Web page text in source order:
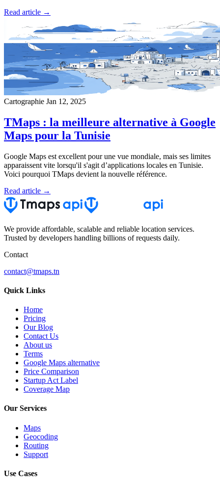
Read article →
Cartographie Jan 12, 2025
TMaps : la meilleure alternative à Google
Maps pour la Tunisie
Google Maps est excellent pour une vue mondiale, mais ses limites
apparaissent vite lorsqu'il s'agit d’applications locales en Tunisie.
Voici pourquoi TMaps devient la nouvelle référence.
Read article →
We provide affordable, scalable and reliable location services.
Trusted by developers handling billions of requests daily.
Contact
contact@tmaps.tn
Quick Links
Home
Pricing
Our Blog
Contact Us
About us
Terms
Google Maps alternative
Price Comparison
Startup Act Label
Coverage Map
Our Services
Maps
Geocoding
Routing
Support
Use Cases